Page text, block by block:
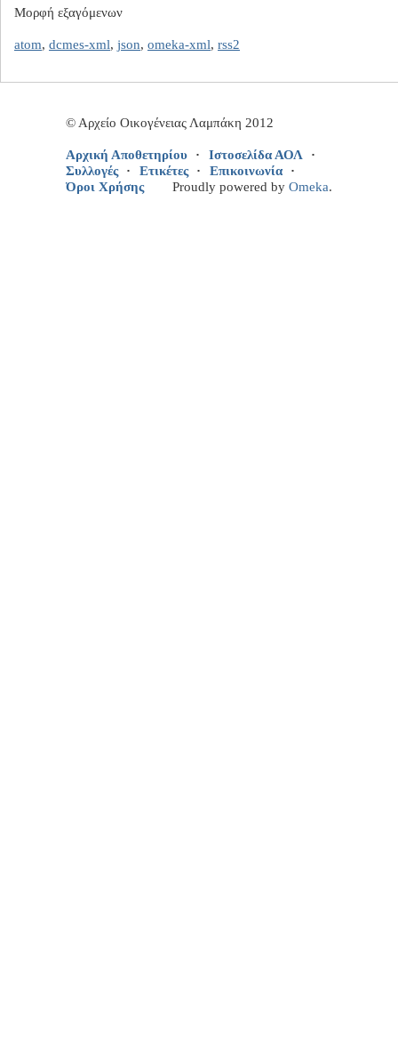
Μορφή εξαγόμενων
atom, dcmes-xml, json, omeka-xml, rss2
© Αρχείο Οικογένειας Λαμπάκη 2012
Αρχική Αποθετηρίου
Ιστοσελίδα ΑΟΛ
Συλλογές
Ετικέτες
Επικοινωνία
Όροι Χρήσης
Proudly powered by Omeka.